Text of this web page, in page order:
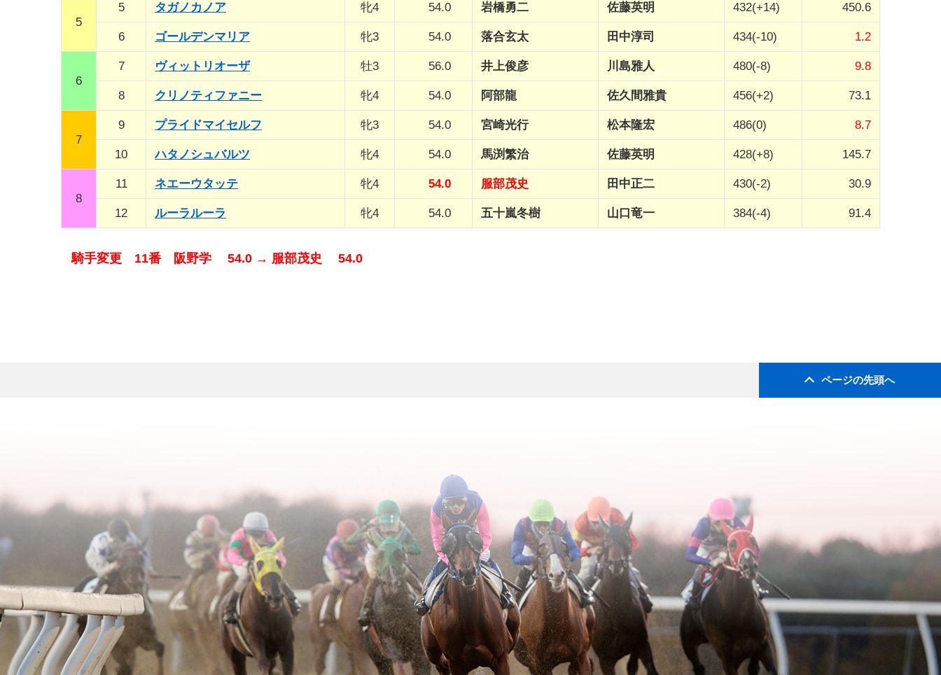
5
5 タガノカノア 牝4 54.0 岩橋勇二 佐藤英明 432(+14) 450.6
6 ゴールデンマリア 牝3 54.0 落合玄太 田中淳司 434(-10) 1.2
6
7 ヴィットリオーザ 牡3 56.0 井上俊彦 川島雅人 480(-8) 9.8
8 クリノティファニー 牝4 54.0 阿部龍 佐久間雅貴 456(+2) 73.1
7
9 プライドマイセルフ 牝3 54.0 宮崎光行 松本隆宏 486(0) 8.7
10 ハタノシュバルツ 牝4 54.0 馬渕繁治 佐藤英明 428(+8) 145.7
8
11 ネエーウタッテ 牝4 54.0 服部茂史 田中正二 430(-2) 30.9
12 ルーラルーラ 牝4 54.0 五十嵐冬樹 山口竜一 384(-4) 91.4
騎手変更 11番 阪野学 54.0 → 服部茂史 54.0
ページの先頭へ